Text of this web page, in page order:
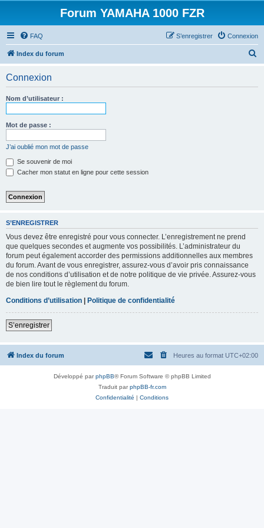
Forum YAMAHA 1000 FZR
FAQ Connexion
S’enregistrer
Index du forum
Connexion
Nom d’utilisateur :
Mot de passe :
J’ai oublié mon mot de passe
Se souvenir de moi
Cacher mon statut en ligne pour cette session
S’ENREGISTRER
Vous devez être enregistré pour vous connecter. L’enregistrement ne prend
que quelques secondes et augmente vos possibilités. L’administrateur du
forum peut également accorder des permissions additionnelles aux membres
du forum. Avant de vous enregistrer, assurez-vous d’avoir pris connaissance
de nos conditions d’utilisation et de notre politique de vie privée. Assurez-vous
de bien lire tout le règlement du forum.
Conditions d’utilisation | Politique de confidentialité
S’enregistrer
Index du forum Heures au format UTC+02:00
Développé parphpBB® Forum Software © phpBB Limited
Traduit parphpBB-fr.com
Confidentialité | Conditions